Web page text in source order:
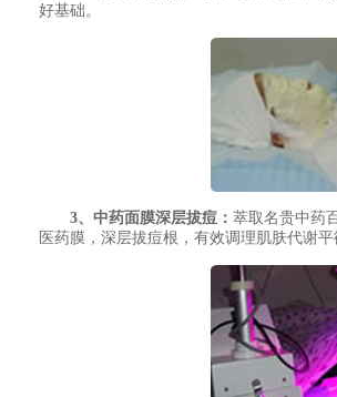
好基础。
3、中药面膜深层拔痘： 萃取名贵中药
医药膜，深层拔痘根，有效调理肌肤代谢平